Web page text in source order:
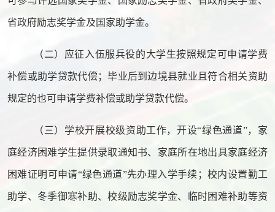
省政府励志奖学金及国家助学金。
（二）应征入伍服兵役的大学生按照规定可申请学费
补偿或助学贷款代偿；毕业后到边境县就业且符合相关资助
规定的也可申请学费补偿或助学贷款代偿。
（三）学校开展校级资助工作，开设“绿色通道”，家
庭经济困难学生提供录取通知书、家庭所在地出具家庭经济
困难证明可申请“绿色通道”先办理入学手续；校内设置勤工
助学、冬季御寒补助、校级励志奖学金、临时困难补助等资